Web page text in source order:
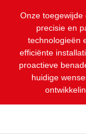
Onze
precisie en
technologieën
efficiënte
proactieve
huidige